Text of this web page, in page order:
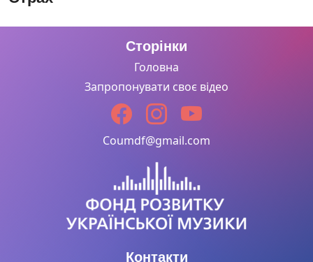
Сторінки
Головна
Запропонувати своє відео
Coumdf@gmail.com
Контакти